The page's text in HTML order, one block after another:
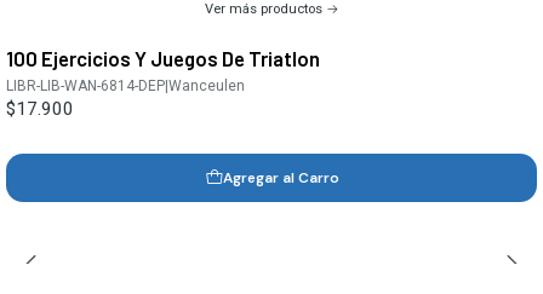
Ver más productos
100 Ejercicios Y Juegos De Triatlon
LIBR-LIB-WAN-6814-DEP |Wanceulen
$17.900
Agregar al Carro